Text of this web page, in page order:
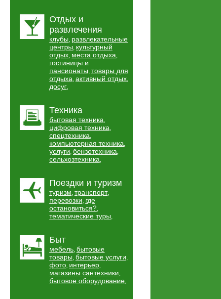
Отдых и
развлечения
клубы, развлекательные
центры, культурный
отдых, места отдыха,
гостиницы и
пансионаты, товары для
отдыха, активный отдых,
досуг,
Техника
бытовая техника,
цифровая техника,
спецтехника,
компьютерная техника,
услуги, бензотехника,
сельхозтехника,
Поездки и туризм
туризм, транспорт,
перевозки, где
остановиться?,
тематические туры,
Быт
мебель, бытовые
товары, бытовые услуги,
фото, интерьер,
магазины сантехники,
бытовое оборудование,